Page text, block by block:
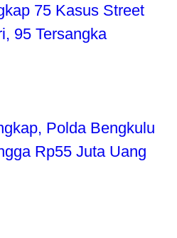
75 Kasus Street
95 Tersangka
Polda Bengkulu
Rp55 Juta Uang